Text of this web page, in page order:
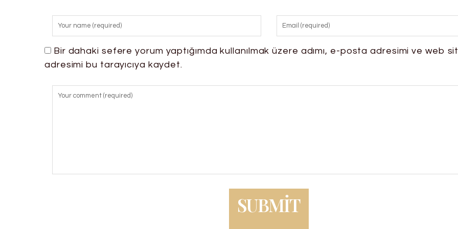
Bir dahaki sefere yorum yaptığımda kullanılmak üzere adımı, e-posta adresimi ve web
adresimi bu tarayıcıya kaydet.